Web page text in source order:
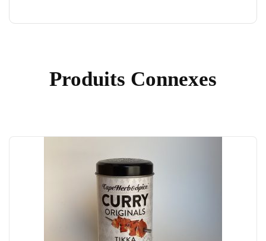
Produits Connexes